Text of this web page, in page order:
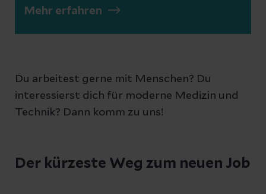
Mehr erfahren
Du arbeitest gerne mit Menschen? Du
interessierst dich für moderne Medizin und
Technik? Dann komm zu uns!
Der kürzeste Weg zum neuen Job